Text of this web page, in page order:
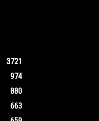
3721
974
880
663